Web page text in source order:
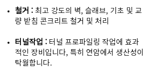
철거 : 최고 강도의 벽, 슬래브, 기초 및 교
량 받침 콘크리트 철거 및 처리
터널작업 : 터널 프로파일링 작업에 효과
적인 장비입니다, 특히 연암에서 생산성이
탁월합니다.